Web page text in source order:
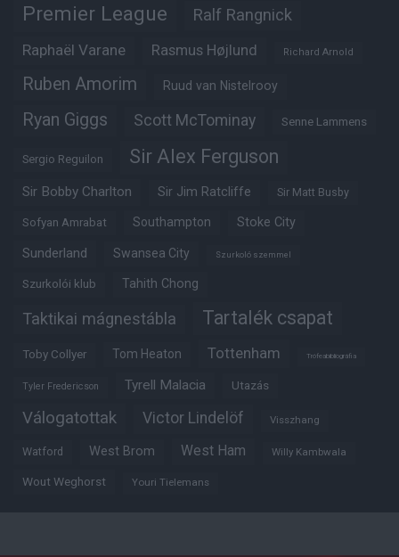
Premier League Ralf Rangnick
Raphaël Varane Rasmus Højlund Richard Arnold
Ruben Amorim Ruud van Nistelrooy
Ryan Giggs Scott McTominay Senne Lammens
Sergio Reguilon Sir Alex Ferguson
Sir Bobby Charlton Sir Jim Ratcliffe Sir Matt Busby
Sofyan Amrabat Southampton Stoke City
Sunderland Swansea City Szurkoló szemmel
Szurkolói klub Tahith Chong
Taktikai mágnestábla Tartalék csapat
Toby Collyer Tom Heaton Tottenham Trófeabibliográfia
Tyler Fredericson Tyrell Malacia Utazás
Válogatottak Victor Lindelöf Visszhang
Watford West Brom West Ham Willy Kambwala
Wout Weghorst Youri Tielemans